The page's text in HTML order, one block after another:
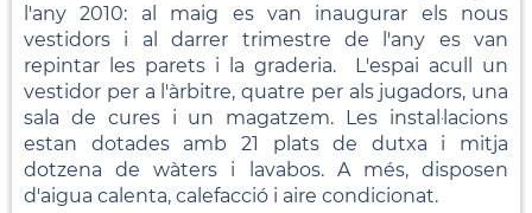
l'any 2010: al maig es van inaugurar els nous
vestidors i al darrer trimestre de l'any es van
repintar les parets i la graderia. L'espai acull un
vestidor per a l'àrbitre, quatre per als jugadors, una
sala de cures i un magatzem. Les instal·lacions
estan dotades amb 21 plats de dutxa i mitja
dotzena de wàters i lavabos. A més, disposen
d'aigua calenta, calefacció i aire condicionat.